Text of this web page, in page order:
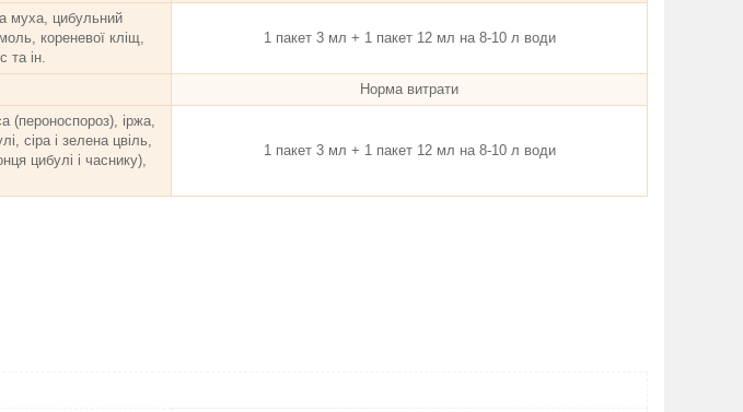
муха, цибульний
кореневої кліщ,
та ін.
1 пакет 3 мл + 1 пакет 12 мл на 8-10 л води
Норма витрати
(пероноспороз), іржа,
сіра і зелена цвіль,
цибулі і часнику),
1 пакет 3 мл + 1 пакет 12 мл на 8-10 л води